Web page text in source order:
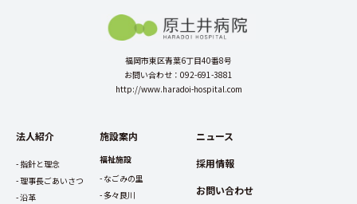
福岡市東区青葉6丁目40番8号
お問い合わせ：092-691-3881
http://www.haradoi-hospital.com
法人紹介
指針と理念
理事長ごあいさつ
沿革
施設案内
福祉施設
なごみの里
多々良川
ニュース
採用情報
お問い合わせ